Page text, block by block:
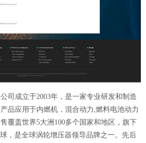
司成立于2003年，是一家专业研发和制造
品应用于内燃机，混合动力,燃料电池动力
覆盖世界5大洲100多个国家和地区，旗下
球，是全球涡轮增压器领导品牌之一。先后